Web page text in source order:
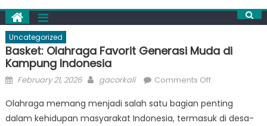
Uncategorized
Basket: Olahraga Favorit Generasi Muda di
Kampung Indonesia
Posted
February 21, 2026 Author
gacorkali Comments Offon
Olahraga
Favorit
Olahraga memang menjadi salah satu bagian penting
dalam kehidupan masyarakat Indonesia, termasuk di desa-